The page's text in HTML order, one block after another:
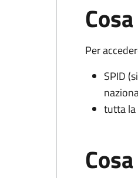
Per
SPID
tutta la